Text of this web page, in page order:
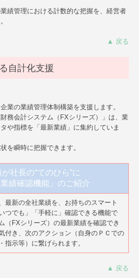
績管理における計数的な把握を、経営者
▲ 戻る
自計化支援
業の業績管理体制構築を支援します。
務会計システム（FXシリーズ）」は、業
や指標を「最新業績」に集約していま
を瞬時に把握できます。
社長の“てのひら”に
業績確認機能」のご紹介
最新の全社業績を、お持ちのスマート
つでも」「手軽に」確認できる機能で
（FXシリーズ）の最新業績を確認でき
付き、次のアクション（自身のＰＣでの
指示等）に繋げられます。
▲ 戻る